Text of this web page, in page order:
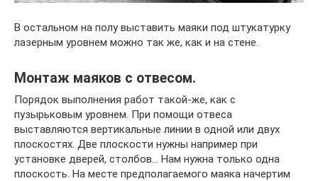
В остальном на полу выставить маяки под штукатурку
лазерным уровнем можно так же, как и на стене.
Монтаж маяков с отвесом.
Порядок выполнения работ такой-же, как с
пузырьковым уровнем. При помощи отвеса
выставляются вертикальные линии в одной или двух
плоскостях. Две плоскости нужны например при
установке дверей, столбов… Нам нужна только одна
плоскость. На месте предполагаемого маяка начертим